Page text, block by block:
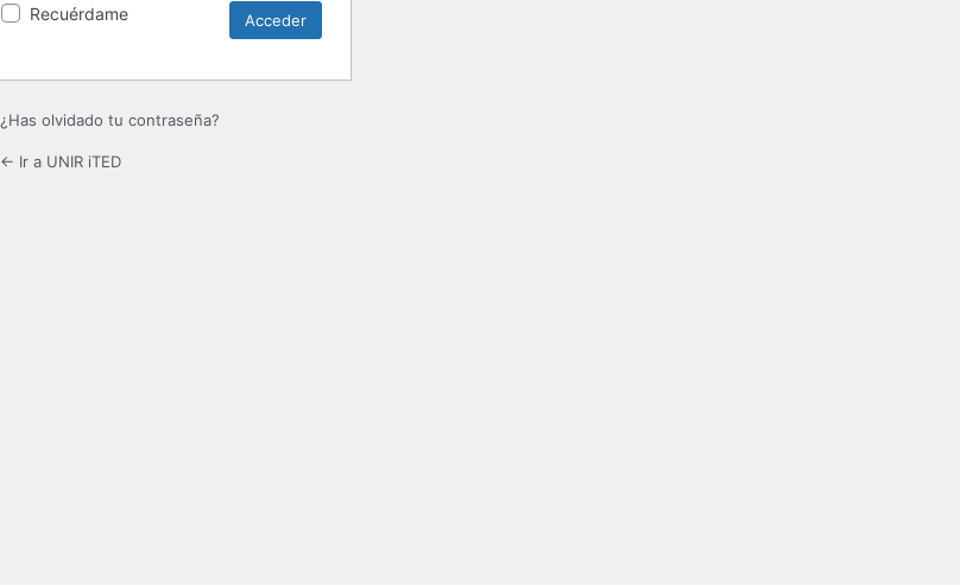
Recuérdame
¿Has olvidado tu contraseña?
← Ir a UNIR iTED